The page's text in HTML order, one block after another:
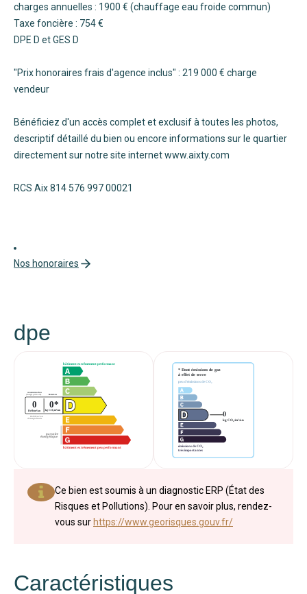
charges annuelles : 1900 € (chauffage eau froide commun)
Taxe foncière : 754 €
DPE D et GES D
"Prix honoraires frais d'agence inclus" : 219 000 € charge
vendeur
Bénéficiez d'un accès complet et exclusif à toutes les photos,
descriptif détaillé du bien ou encore informations sur le quartier
directement sur notre site internet www.aixty.com
RCS Aix 814 576 997 00021
Nos honoraires
dpe
Ce bien est soumis à un diagnostic ERP (État des
Risques et Pollutions). Pour en savoir plus, rendez-
vous sur https://www.georisques.gouv.fr/
Caractéristiques